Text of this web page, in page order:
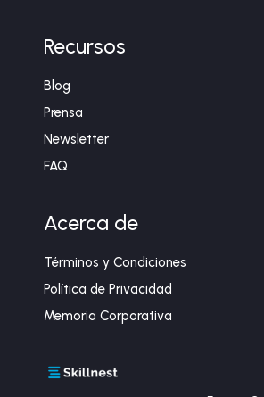
Recursos
Blog
Prensa
Newsletter
FAQ
Acerca de
Términos y Condiciones
Política de Privacidad
Memoria Corporativa